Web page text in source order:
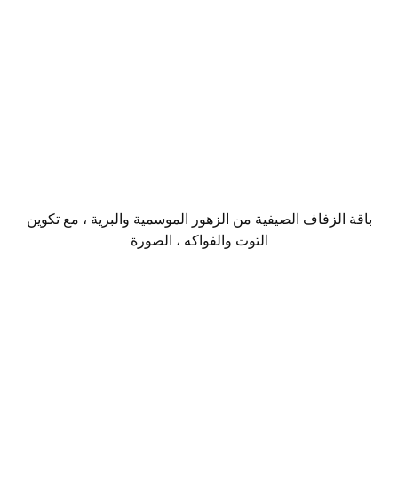
باقة الزفاف الصيفية من الزهور الموسمية والبرية ، مع تكوين
التوت والفواكه ، الصورة